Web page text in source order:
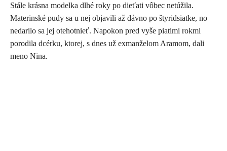
Stále krásna modelka dlhé roky po dieťati vôbec netúžila.
Materinské pudy sa u nej objavili až dávno po štyridsiatke, no
nedarilo sa jej otehotnieť. Napokon pred vyše piatimi rokmi
porodila dcérku, ktorej, s dnes už exmanželom Aramom, dali
meno Nina.